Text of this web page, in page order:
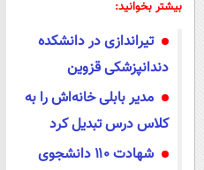
40%تخفیف)
کن
بیشتر بخوانید:
تیراندازی در دانشکده
دندانپزشکی قزوین
مدیر بابلی خانه‌اش را به
کلاس درس تبدیل کرد
شهادت ۱۱۰ دانشجوی